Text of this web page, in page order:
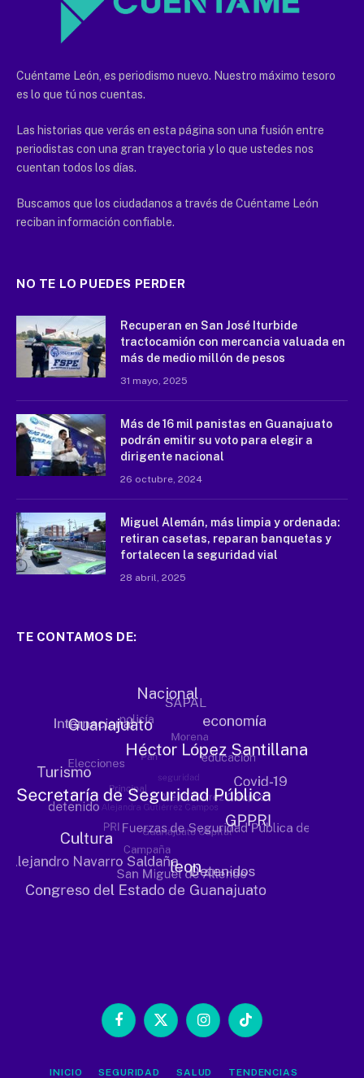
Cuéntame León, es periodismo nuevo. Nuestro máximo tesoro
es lo que tú nos cuentas.
Las historias que verás en esta página son una fusión entre
periodistas con una gran trayectoria y lo que ustedes nos
cuentan todos los días.
Buscamos que los ciudadanos a través de Cuéntame León
reciban información confiable.
NO TE LO PUEDES PERDER
Recuperan en San José Iturbide
tractocamión con mercancia valuada en
más de medio millón de pesos
31 mayo, 2025
Más de 16 mil panistas en Guanajuato
podrán emitir su voto para elegir a
dirigente nacional
26 octubre, 2024
Miguel Alemán, más limpia y ordenada:
retiran casetas, reparan banquetas y
fortalecen la seguridad vial
28 abril, 2025
TE CONTAMOS DE:
Facebook
X
InstagramTikTok
INICIO SEGURIDAD SALUD TENDENCIAS